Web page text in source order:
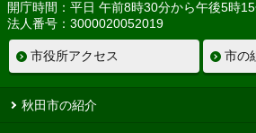
開庁時間：平日 午前8時30分から午後5時
法人番号：3000020052019
市役所アクセス 市の
秋田市の紹介